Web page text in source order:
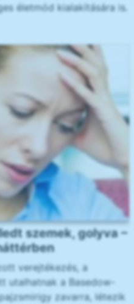
életmód kialakítására is.
szemek, golyva –
verejtékezés, a
utalhatnak a Basedow-
zavarra, létezik